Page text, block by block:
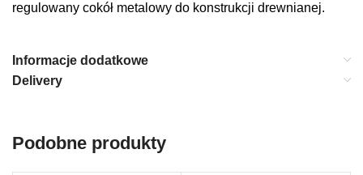
regulowany cokół metalowy do konstrukcji drewnianej.
Informacje dodatkowe
Delivery
Podobne produkty